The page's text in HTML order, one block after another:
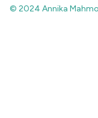
© 2024 Annika